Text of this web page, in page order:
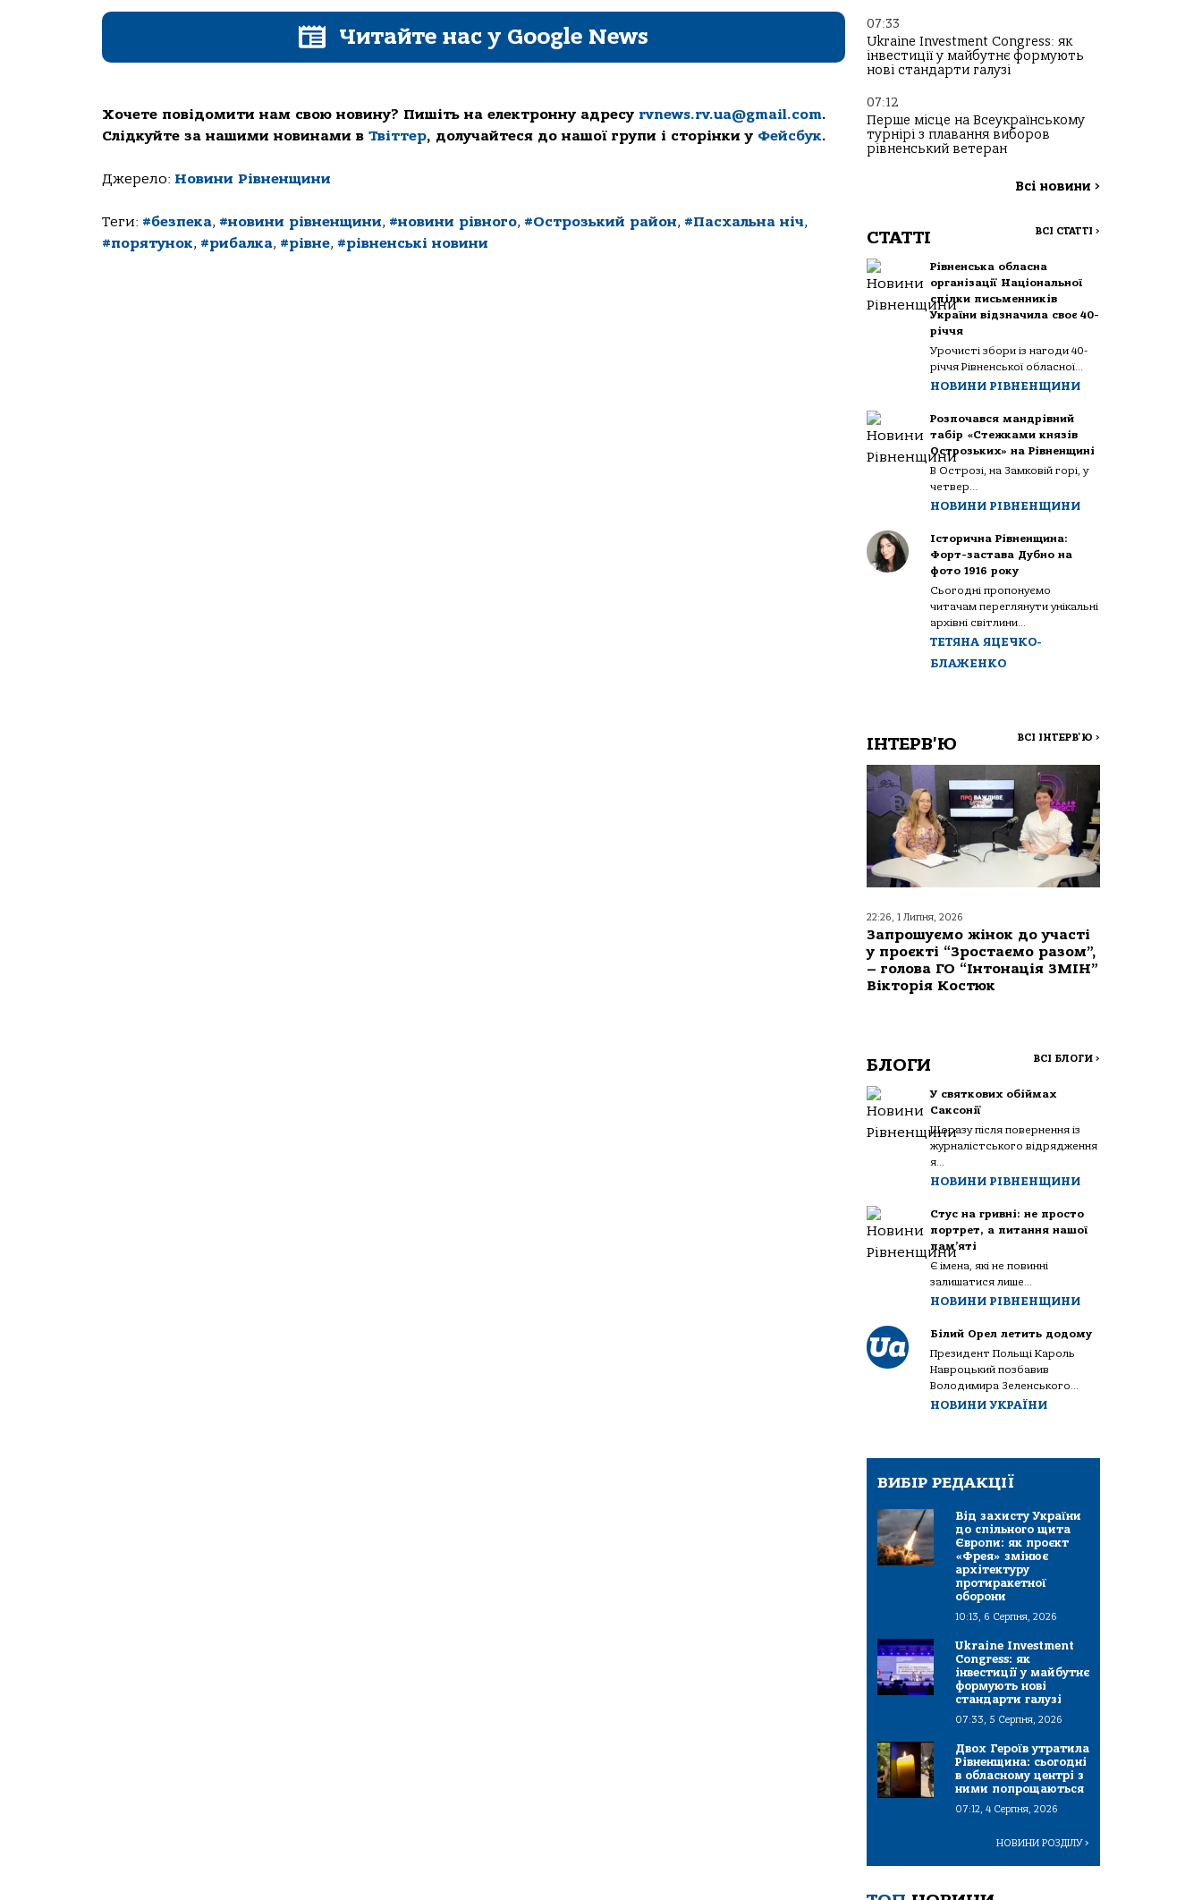
Читайте нас у Google News
Хочете повідомити нам свою новину? Пишіть на електронну адресу rvnews.rv.ua@gmail.com.
Слідкуйте за нашими новинами в Твіттер, долучайтеся до нашої групи і сторінки у Фейсбук.
Джерело: Новини Рівненщини
Теги: #безпека, #новини рівненщини, #новини рівного, #Острозький район, #Пасхальна ніч,
#порятунок, #рибалка, #рівне, #рівненські новини
07:33
Ukraine Investment Congress: як
інвестиції у майбутнє формують
нові стандарти галузі
07:12
Перше місце на Всеукраїнському
турнірі з плавання виборов
рівненський ветеран
Всі новини >
СТАТТІ ВСІ СТАТТІ >
Рівненська обласна
організації Національної
спілки письменників
України відзначила своє 40-
річчя
Урочисті збори із нагоди 40-
річчя Рівненської обласної...
НОВИНИ РІВНЕНЩИНИ
Розпочався мандрівний
табір «Стежками князів
Острозьких» на Рівненщині
В Острозі, на Замковій горі, у
четвер...
НОВИНИ РІВНЕНЩИНИ
Історична Рівненщина:
Форт-застава Дубно на
фото 1916 року
Сьогодні пропонуємо
читачам переглянути унікальні
архівні світлини...
ТЕТЯНА ЯЦЕЧКО-
БЛАЖЕНКО
ІНТЕРВ'Ю ВСІ ІНТЕРВ'Ю >
22:26, 1 Липня, 2026
Запрошуємо жінок до участі
у проєкті “Зростаємо разом”,
– голова ГО “Інтонація ЗМІН”
Вікторія Костюк
БЛОГИ ВСІ БЛОГИ >
У святкових обіймах
Саксонії
Щоразу після повернення із
журналістського відрядження
я...
НОВИНИ РІВНЕНЩИНИ
Стус на гривні: не просто
портрет, а питання нашої
пам’яті
Є імена, які не повинні
залишатися лише...
НОВИНИ РІВНЕНЩИНИ
Білий Орел летить додому
Президент Польщі Кароль
Навроцький позбавив
Володимира Зеленського...
НОВИНИ УКРАЇНИ
ВИБІР РЕДАКЦІЇ
Від захисту України
до спільного щита
Європи: як проєкт
«Фрея» змінює
архітектуру
протиракетної
оборони
10:13, 6 Серпня, 2026
Ukraine Investment
Congress: як
інвестиції у майбутнє
формують нові
стандарти галузі
07:33, 5 Серпня, 2026
Двох Героїв утратила
Рівненщина: сьогодні
в обласному центрі з
ними попрощаються
07:12, 4 Серпня, 2026
НОВИНИ РОЗДІЛУ>